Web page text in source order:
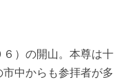
）の開山。本尊は十
中からも参拝者が多